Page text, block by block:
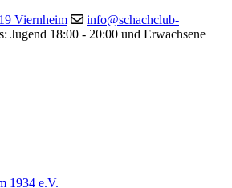
Viernheim
info@schachclub-
Jugend 18:00 - 20:00 und Erwachsene